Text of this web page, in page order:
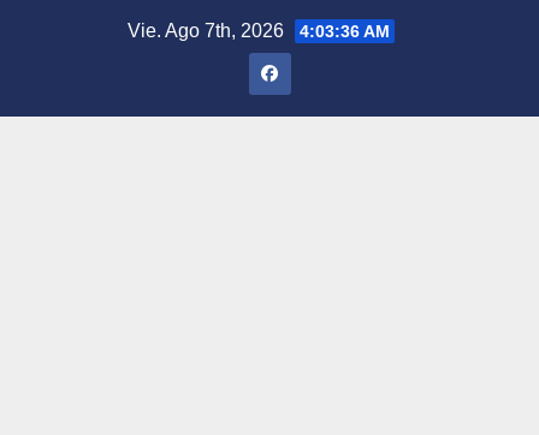
Vie. Ago 7th, 2026 4:03:37 AM